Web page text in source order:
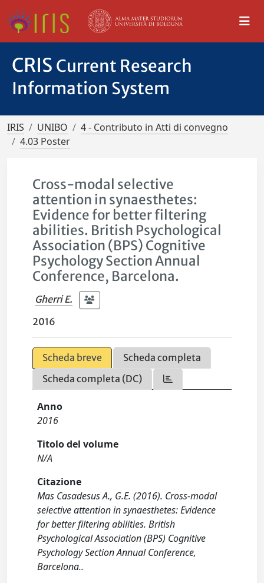
CRIS Current Research
Information System
IRIS UNIBO
4 - Contributo in Atti di convegno
4.03 Poster
Cross-modal selective
attention in synaesthetes:
Evidence for better filtering
abilities. British Psychological
Association (BPS) Cognitive
Psychology Section Annual
Conference, Barcelona.
Gherri E.
2016
Scheda breve
Scheda completa
Scheda completa (DC)
Anno
2016
Titolo del volume
N/A
Citazione
Mas Casadesus A., G.E. (2016). Cross-modal
selective attention in synaesthetes: Evidence
for better filtering abilities. British
Psychological Association (BPS) Cognitive
Psychology Section Annual Conference,
Barcelona..